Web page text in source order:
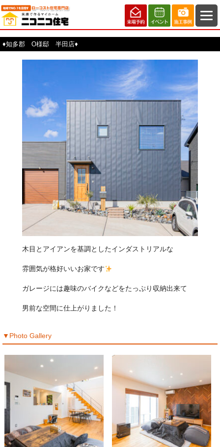
♦知多郡 O様邸 半田店♦
木目とアイアンを基調としたインダストリアルな
雰囲気が格好いいお家です
ガレージには趣味のバイクなどをたっぷり収納出来て
男前な空間に仕上がりました！
▼Photo Gallery